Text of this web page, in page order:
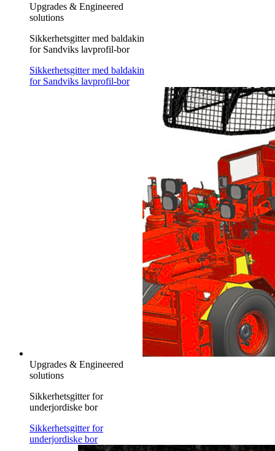
Upgrades & Engineered
solutions
Sikkerhetsgitter med baldakin
for Sandviks lavprofil-bor
Sikkerhetsgitter med baldakin
for Sandviks lavprofil-bor
Upgrades & Engineered
solutions
Sikkerhetsgitter for
underjordiske bor
Sikkerhetsgitter for
underjordiske bor